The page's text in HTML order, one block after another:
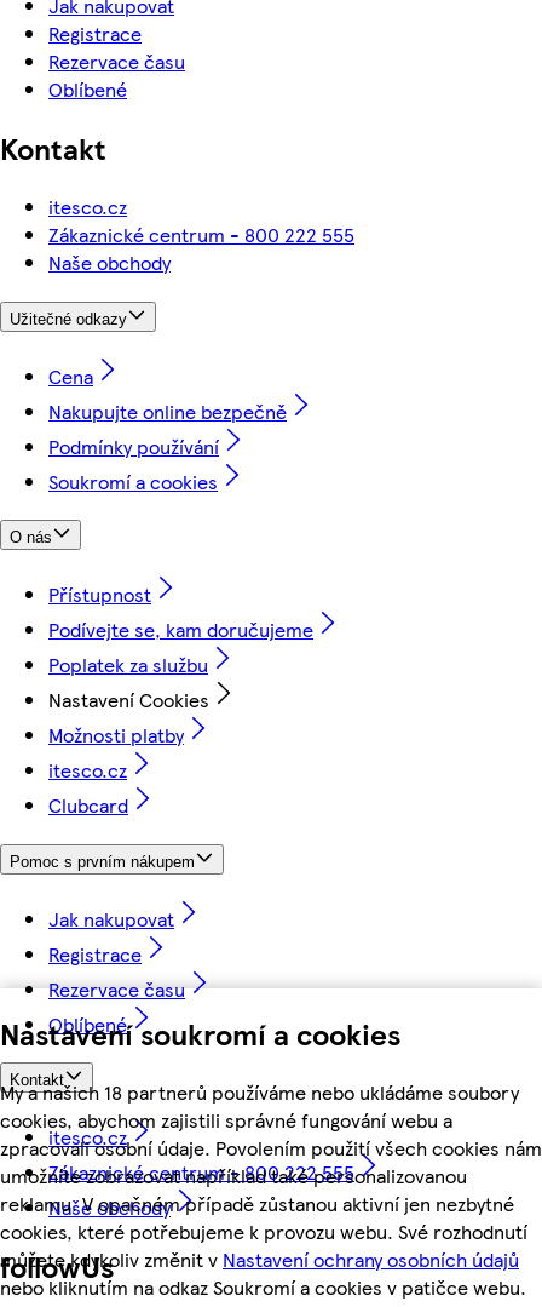
Nastavení soukromí a cookies
My a našich 18 partnerů používáme nebo ukládáme soubory
cookies, abychom zajistili správné fungování webu a
zpracovali osobní údaje. Povolením použití všech cookies nám
umožníte zobrazovat například také personalizovanou
reklamu. V opačném případě zůstanou aktivní jen nezbytné
cookies, které potřebujeme k provozu webu. Své rozhodnutí
můžete kdykoliv změnit v Nastavení ochrany osobních údajů
nebo kliknutím na odkaz Soukromí a cookies v patičce webu.
Jak nakupovat
Registrace
Rezervace času
Oblíbené
Kontakt
itesco.cz
Zákaznické centrum - 800 222 555
Naše obchody
Užitečné odkazy
Cena
Nakupujte online bezpečně
Podmínky používání
Soukromí a cookies
O nás
Přístupnost
Podívejte se, kam doručujeme
Poplatek za službu
Nastavení Cookies
Možnosti platby
itesco.cz
Clubcard
Pomoc s prvním nákupem
Jak nakupovat
Registrace
Rezervace času
Oblíbené
Kontakt
itesco.cz
Zákaznické centrum - 800 222 555
Naše obchody
followUs